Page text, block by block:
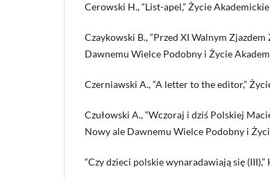
Cerowski H., “List-apel,” Życie
Czaykowski B., “Przed XI Walnym
Dawnemu Wielce Podobny i Życie
Czerniawski A., “A letter to the editor,”
Czułowski A., “Wczoraj i dziś Polskiej
Nowy ale Dawnemu Wielce Podobny i
“Czy dzieci polskie wynaradawiają się